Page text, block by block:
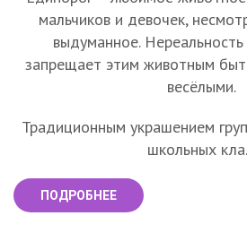
мальчиков и девочек,
выдуманное.
запрещает этим животным
весёлыми.
Традиционным украшением
школьных
ПОДРОБНЕЕ